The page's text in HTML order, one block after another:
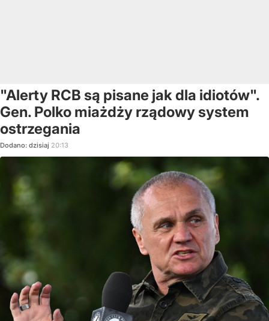
"Alerty RCB są pisane jak dla idiotów".
Gen. Polko miażdży rządowy system
ostrzegania
Dodano: dzisiaj 20:13